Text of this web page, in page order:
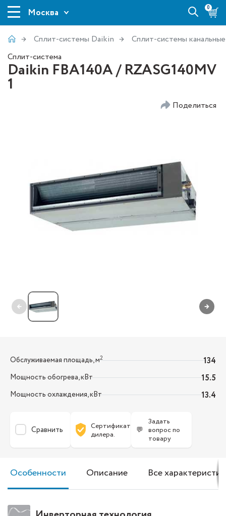
Москва 0
Сплит-системы Daikin
Сплит-системы канальные
Сплит-система
Daikin FBA140A / RZASG140MV
1
Поделиться
← →
Обслуживаемая площадь, м2 134
Мощность обогрева, кВт 15.5
Мощность охлаждения, кВт 13.4
Сравнить
Сертификат
дилера.
💬
Задать
вопрос по
товару
Особенности Описание Все